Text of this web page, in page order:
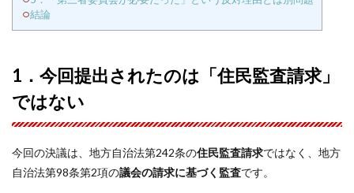
結論
1．今回提出されたのは「住民監査請求」
ではない
今回の決議は、地方自治法第242条の住民監査請求ではなく、地方
自治法第98条第2項の議会の請求に基づく監査です。